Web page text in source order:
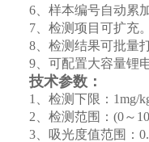
6、样本编号自动累
7、检测项目可扩充
8、检测结果可批量
9、可配置大容量锂
技术参数：
1、检测下限：1mg/
2、检测范围：(0～
3、吸光度值范围：